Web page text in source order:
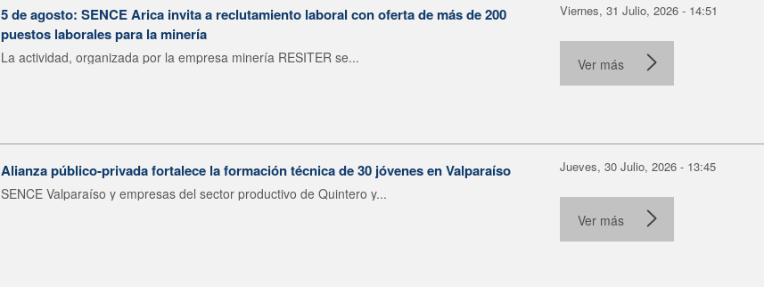
5 de agosto: SENCE Arica invita a reclutamiento laboral con oferta de más de 200
puestos laborales para la minería
La actividad, organizada por la empresa minería RESITER se...
Viernes, 31 Julio, 2026 - 14:51
Ver más
Alianza público-privada fortalece la formación técnica de 30 jóvenes en Valparaíso
SENCE Valparaíso y empresas del sector productivo de Quintero y...
Jueves, 30 Julio, 2026 - 13:45
Ver más